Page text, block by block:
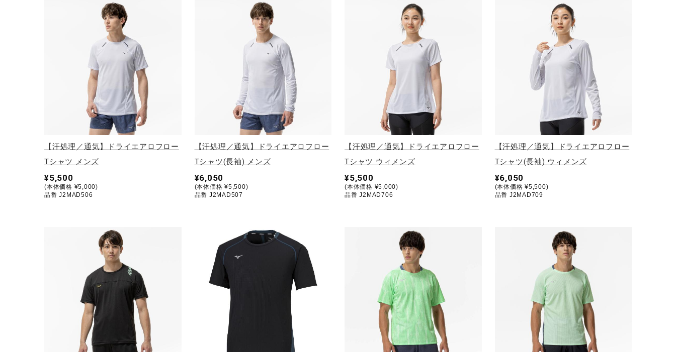
コラボ／ライセンス
【汗処理／通気】ドライエアロフロー
Tシャツ メンズ
¥5,500
(本体価格 ¥5,000)
品番 J2MAD506
【汗処理／通気】ドライエアロフロー
Tシャツ(長袖) メンズ
¥6,050
(本体価格 ¥5,500)
品番 J2MAD507
【汗処理／通気】ドライエアロフロー
Tシャツ ウィメンズ
¥5,500
(本体価格 ¥5,000)
品番 J2MAD706
【汗処理／通気】ドライエアロフロー
Tシャツ(長袖) ウィメンズ
¥6,050
(本体価格 ¥5,500)
品番 J2MAD709